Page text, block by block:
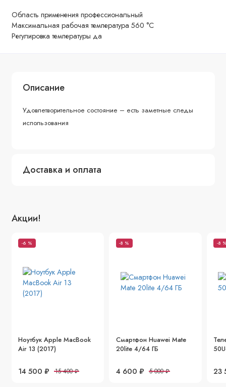
Область применения профессиональный
Максимальная рабочая температура 560 °C
Регулировка температуры да
Описание
Удовлетворительное состояние – есть заметные следы
использования
Доставка и оплата
Акции!
Ноутбук Apple MacBook
Air 13 (2017)
-6 %
14 500 ₽ 15 400 ₽
Смартфон Huawei Mate
20lite 4/64 ГБ
-8 %
4 600 ₽ 5 000 ₽
-8
23